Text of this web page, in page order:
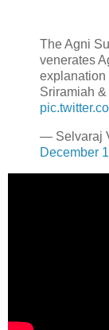
The Agni
venerates
explanation
Sriramiah
— Selvaraj
December